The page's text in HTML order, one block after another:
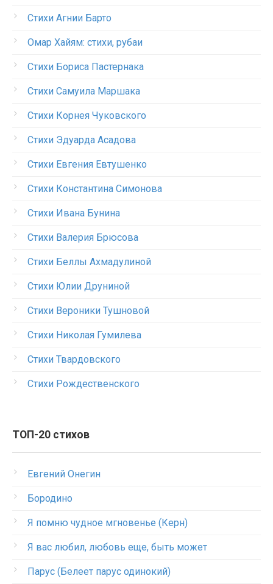
Стихи Агнии Барто
Омар Хайям: стихи, рубаи
Стихи Бориса Пастернака
Стихи Самуила Маршака
Стихи Корнея Чуковского
Стихи Эдуарда Асадова
Стихи Евгения Евтушенко
Стихи Константина Симонова
Стихи Ивана Бунина
Стихи Валерия Брюсова
Стихи Беллы Ахмадулиной
Стихи Юлии Друниной
Стихи Вероники Тушновой
Стихи Николая Гумилева
Стихи Твардовского
Стихи Рождественского
ТОП-20 стихов
Евгений Онегин
Бородино
Я помню чудное мгновенье (Керн)
Я вас любил, любовь еще, быть может
Парус (Белеет парус одинокий)